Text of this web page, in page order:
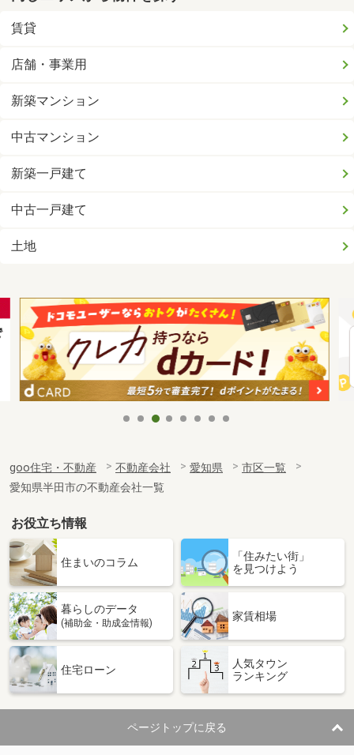
賃貸
店舗・事業用
新築マンション
中古マンション
新築一戸建て
中古一戸建て
土地
goo住宅・不動産 不動産会社 愛知県
市区一覧
愛知県半田市の不動産会社一覧
お役立ち情報
住まいのコラム
「住みたい街」
を見つけよう
暮らしのデータ
(補助金・助成金情報)
家賃相場
住宅ローン
人気タウン
ランキング
ページトップに戻る